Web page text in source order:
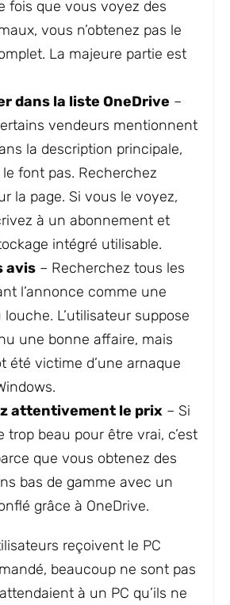
fois que vous voyez des
vous n’obtenez pas le
La majeure partie est
dans la liste OneDrive –
vendeurs mentionnent
la description principale,
le font pas. Recherchez
la page. Si vous le voyez,
à un abonnement et
intégré utilisable.
avis – Recherchez tous les
l’annonce comme une
L’utilisateur suppose
une bonne affaire, mais
été victime d’une arnaque
attentivement le prix – Si
trop beau pour être vrai, c’est
que vous obtenez des
bas de gamme avec un
grâce à OneDrive.
reçoivent le PC
beaucoup ne sont pas
à un PC qu’ils ne